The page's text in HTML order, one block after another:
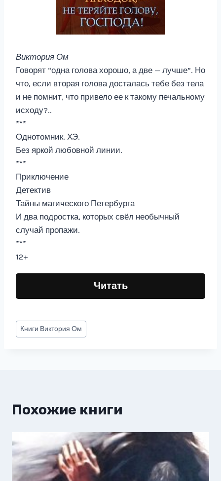
Виктория Ом
Говорят “одна голова хорошо, а две — лучше”. Но
что, если вторая голова досталась тебе без тела
и не помнит, что привело ее к такому печальному
исходу?..
***
Однотомник. ХЭ.
Без яркой любовной линии.
***
Приключение
Детектив
Тайны магического Петербурга
И два подростка, которых свёл необычный
случай пропажи.
***
12+
Читать
Метки
записи:
Книги Виктория Ом
Похожие книги